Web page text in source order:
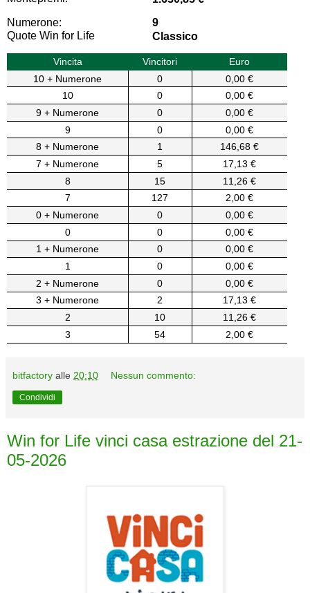
Numerone:
9
Quote Win for Life
Classico
Vincita Vincitori
Euro
10 + Numerone
0
0,00 €
10
0
0,00 €
9 + Numerone
0
0,00 €
9
0
0,00 €
8 + Numerone
1
146,68 €
7 + Numerone
5
17,13 €
8
15
11,26 €
7
127
2,00 €
0 + Numerone
0
0,00 €
0
0
0,00 €
1 + Numerone
0
0,00 €
1
0
0,00 €
2 + Numerone
0
0,00 €
3 + Numerone
2
17,13 €
2
10
11,26 €
3
54 2,00 €
bitfactory alle 20:10 Nessun commento:
Condividi
Win for Life vinci casa estrazione del 21-
05-2026